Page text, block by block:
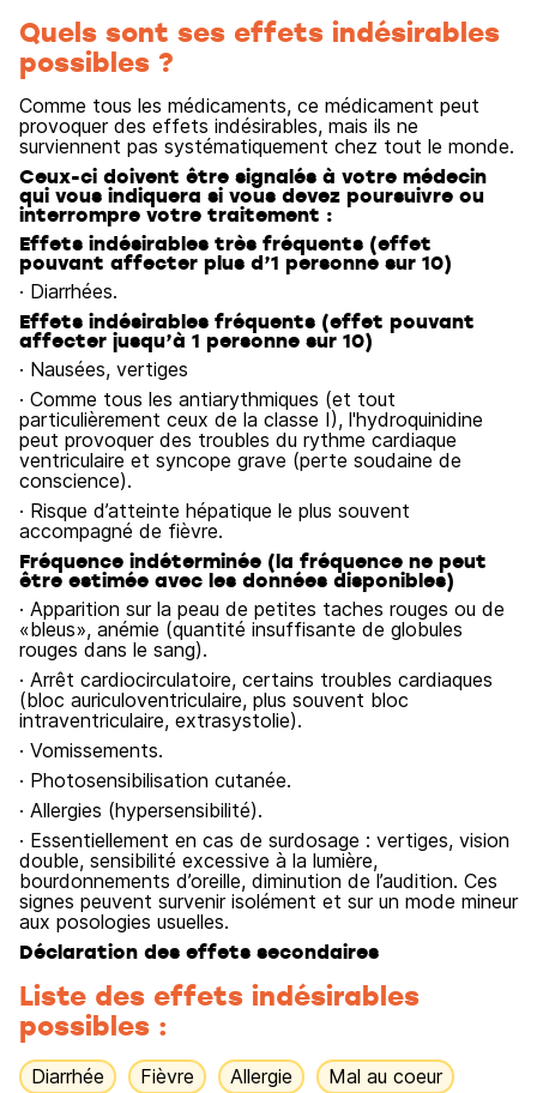
Quels sont ses effets indésirables
possibles ?
Comme tous les médicaments, ce médicament peut
provoquer des effets indésirables, mais ils ne
surviennent pas systématiquement chez tout le monde.
Ceux-ci doivent être signalés à votre médecin
qui vous indiquera si vous devez poursuivre ou
interrompre votre traitement :
Effets indésirables très fréquents (effet
pouvant affecter plus d’1 personne sur 10)
· Diarrhées.
Effets indésirables fréquents (effet pouvant
affecter jusqu’à 1 personne sur 10)
· Nausées, vertiges
· Comme tous les antiarythmiques (et tout
particulièrement ceux de la classe I), l'hydroquinidine
peut provoquer des troubles du rythme cardiaque
ventriculaire et syncope grave (perte soudaine de
conscience).
· Risque d’atteinte hépatique le plus souvent
accompagné de fièvre.
Fréquence indéterminée (la fréquence ne peut
être estimée avec les données disponibles)
· Apparition sur la peau de petites taches rouges ou de
«bleus», anémie (quantité insuffisante de globules
rouges dans le sang).
· Arrêt cardiocirculatoire, certains troubles cardiaques
(bloc auriculoventriculaire, plus souvent bloc
intraventriculaire, extrasystolie).
· Vomissements.
· Photosensibilisation cutanée.
· Allergies (hypersensibilité).
· Essentiellement en cas de surdosage : vertiges, vision
double, sensibilité excessive à la lumière,
bourdonnements d’oreille, diminution de l’audition. Ces
signes peuvent survenir isolément et sur un mode mineur
aux posologies usuelles.
Déclaration des effets secondaires
Liste des effets indésirables
possibles :
Diarrhée Fièvre Allergie Mal au coeur